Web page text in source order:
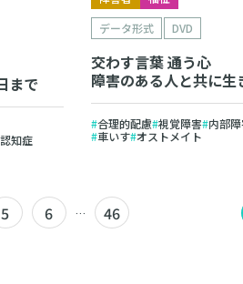
まで
知症
データ形式
DVD
交わす言葉 通う心
障害のある人と共に生
合理的配慮 視覚障害 内部障
車いす オストメイト
5 6 … 46